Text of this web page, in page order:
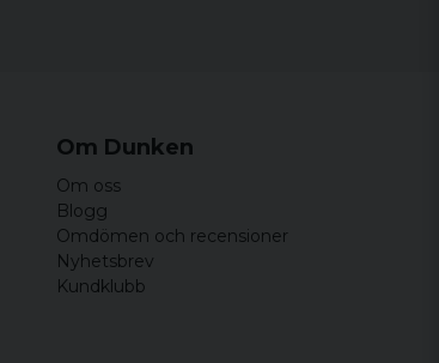
Om Dunken
Om oss
Blogg
Omdömen och recensioner
Nyhetsbrev
Kundklubb